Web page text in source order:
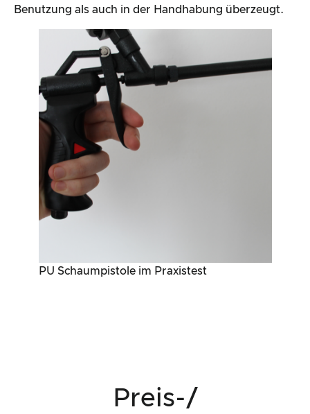
Benutzung als auch in der Handhabung überzeugt.
PU Schaumpistole im Praxistest
Preis-/